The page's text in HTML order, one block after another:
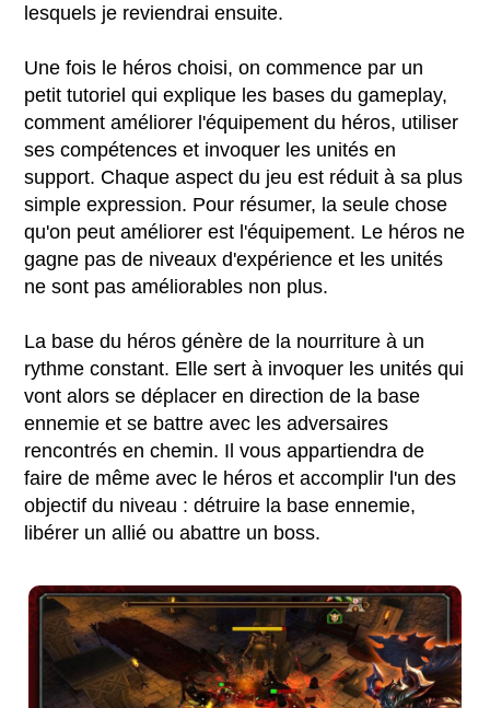
lesquels je reviendrai ensuite.
Une fois le héros choisi, on commence par un
petit tutoriel qui explique les bases du gameplay,
comment améliorer l'équipement du héros, utiliser
ses compétences et invoquer les unités en
support. Chaque aspect du jeu est réduit à sa plus
simple expression. Pour résumer, la seule chose
qu'on peut améliorer est l'équipement. Le héros ne
gagne pas de niveaux d'expérience et les unités
ne sont pas améliorables non plus.
La base du héros génère de la nourriture à un
rythme constant. Elle sert à invoquer les unités qui
vont alors se déplacer en direction de la base
ennemie et se battre avec les adversaires
rencontrés en chemin. Il vous appartiendra de
faire de même avec le héros et accomplir l'un des
objectif du niveau : détruire la base ennemie,
libérer un allié ou abattre un boss.